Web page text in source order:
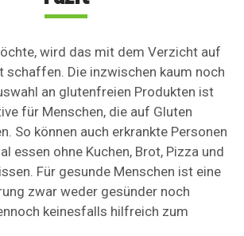
wird das mit dem Verzicht auf
schaffen. Die inzwischen kaum noch
an glutenfreien Produkten ist
für Menschen, die auf Gluten
So können auch erkrankte Personen
essen ohne Kuchen, Brot, Pizza und
Für gesunde Menschen ist eine
zwar weder gesünder noch
keinesfalls hilfreich zum